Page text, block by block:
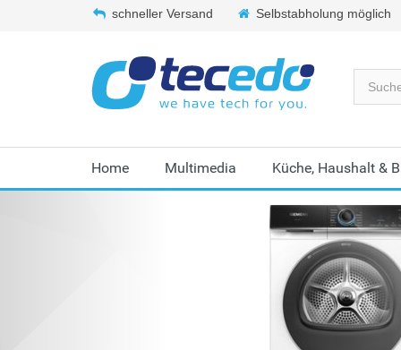
schneller Versand Selbstabholung möglich
Home Multimedia Küche, Haushalt &